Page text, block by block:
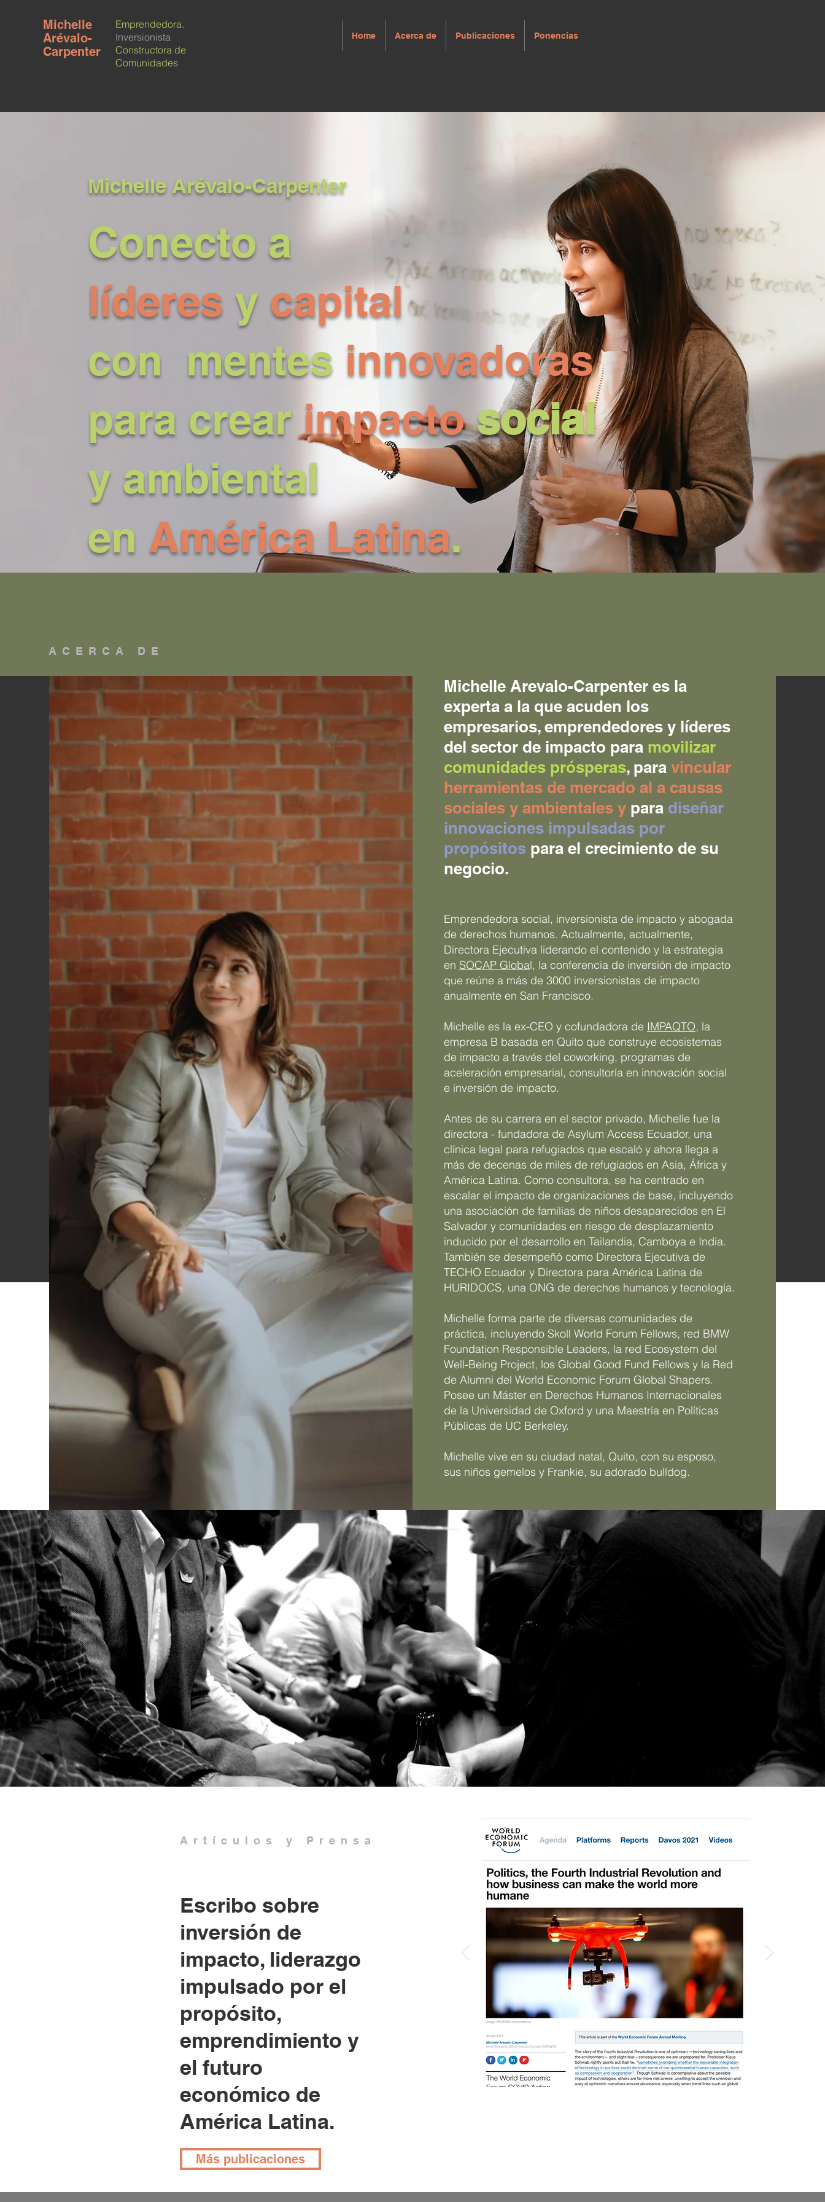
Michelle
Arévalo-
Carpenter
Emprendedora.
Inversionista
Constructora de
Comunidades
Home Acerca de Publicaciones Ponencias
Michelle Arévalo-Carpenter
Conecto a
líderes y capital
con mentes innovadoras
para crearimpacto social
y ambiental
en América Latina.
ACERCA DE
Michelle Arevalo-Carpenter es la
experta a la que acuden los
empresarios, emprendedores y líderes
del sector de impacto para movilizar
comunidades prósperas, para vincular
herramientas de mercado al a causas
sociales y ambientales y para diseñar
innovaciones impulsadas por
propósitos para el crecimiento de su
negocio.
Emprendedora social, inversionista de impacto y abogada
de derechos humanos. Actualmente, actualmente,
Directora Ejecutiva liderando el contenido y la estrategia
en SOCAP Global, la conferencia de inversión de impacto
que reúne a más de 3000 inversionistas de impacto
anualmente en San Francisco.
Michelle es la ex-CEO y cofundadora de IMPAQTO, la
empresa B basada en Quito que construye ecosistemas
de impacto a través del coworking, programas de
aceleración empresarial, consultoría en innovación social
e inversión de impacto.
Antes de su carrera en el sector privado, Michelle fue la
directora - fundadora de Asylum Access Ecuador, una
clínica legal para refugiados que escaló y ahora llega a
más de decenas de miles de refugiados en Asia, África y
América Latina. Como consultora, se ha centrado en
escalar el impacto de organizaciones de base, incluyendo
una asociación de familias de niños desaparecidos en El
Salvador y comunidades en riesgo de desplazamiento
inducido por el desarrollo en Tailandia, Camboya e India.
También se desempeñó como Directora Ejecutiva de
TECHO Ecuador y Directora para América Latina de
HURIDOCS, una ONG de derechos humanos y tecnología.
Michelle forma parte de diversas comunidades de
práctica, incluyendo Skoll World Forum Fellows, red BMW
Foundation Responsible Leaders, la red Ecosystem del
Well-Being Project, los Global Good Fund Fellows y la Red
de Alumni del World Economic Forum Global Shapers.
Posee un Máster en Derechos Humanos Internacionales
de la Universidad de Oxford y una Maestría en Políticas
Públicas de UC Berkeley.
Michelle vive en su ciudad natal, Quito, con su esposo,
sus niños gemelos y Frankie, su adorado bulldog.
Artículos y Prensa
Escribo sobre
inversión de
impacto, liderazgo
impulsado por el
propósito,
emprendimiento y
el futuro
económico de
América Latina.
Más publicaciones